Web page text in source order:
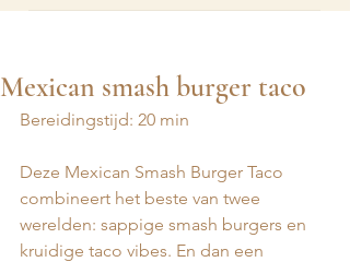
Mexican smash burger taco
Bereidingstijd: 20 min
Deze Mexican Smash Burger Taco
combineert het beste van twee
werelden: sappige smash burgers en
kruidige taco vibes. En dan een